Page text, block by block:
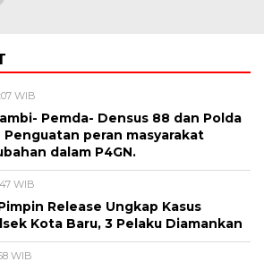
WIB
Pemda- Densus 88 dan Polda
Penguatan peran masyarakat
dalam P4GN.
WIB
Release Ungkap Kasus
Kota Baru, 3 Pelaku Diamankan
WIB